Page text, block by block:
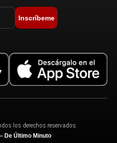
Inscríbeme
los derechos reservados.
De Último Minuto